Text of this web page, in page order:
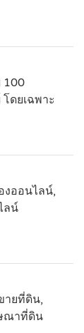
100
ดยเฉพาะ
ออนไลน์,
ลน์
ายที่ดิน,
ณาที่ดิน